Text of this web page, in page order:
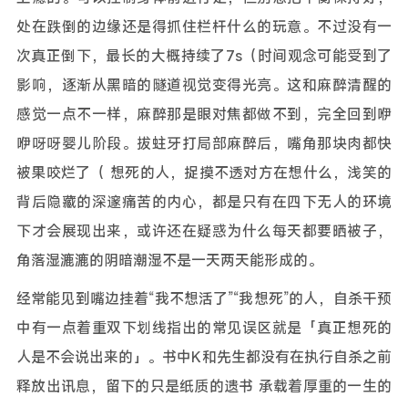
处在跌倒的边缘还是得抓住栏杆什么的玩意。不过没有一
次真正倒下，最长的大概持续了7s（时间观念可能受到了
影响，逐渐从黑暗的隧道视觉变得光亮。这和麻醉清醒的
感觉一点不一样，麻醉那是眼对焦都做不到，完全回到咿
咿呀呀婴儿阶段。拔蛀牙打局部麻醉后，嘴角那块肉都快
被果咬烂了（ 想死的人，捉摸不透对方在想什么，浅笑的
背后隐藏的深邃痛苦的内心，都是只有在四下无人的环境
下才会展现出来，或许还在疑惑为什么每天都要晒被子，
角落湿漉漉的阴暗潮湿不是一天两天能形成的。
经常能见到嘴边挂着“我不想活了”“我想死”的人，自杀干预
中有一点着重双下划线指出的常见误区就是「真正想死的
人是不会说出来的」。书中K和先生都没有在执行自杀之前
释放出讯息，留下的只是纸质的遗书 承载着厚重的一生的